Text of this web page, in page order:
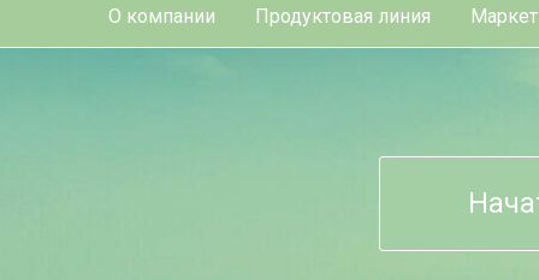
О компании Продуктовая линия